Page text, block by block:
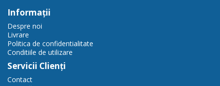
Informaţii
Despre noi
Livrare
Politica de confidentialitate
Conditiile de utilizare
Servicii Clienţi
Contact